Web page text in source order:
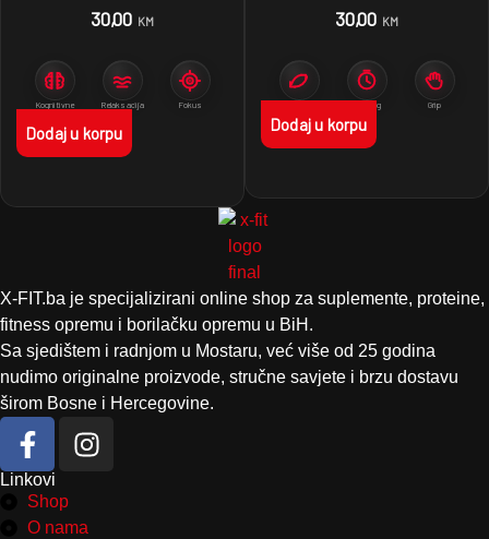
30,00 KM
Kognitivne
Relaksacija Fokus
Dodaj u korpu
30,00 KM
Trening Grip
Dodaj u korpu
X-FIT.ba je specijalizirani online shop za suplemente, proteine,
fitness opremu i borilačku opremu u BiH.
Sa sjedištem i radnjom u Mostaru, već više od 25 godina
nudimo originalne proizvode, stručne savjete i brzu dostavu
širom Bosne i Hercegovine.
Linkovi
Shop
O nama